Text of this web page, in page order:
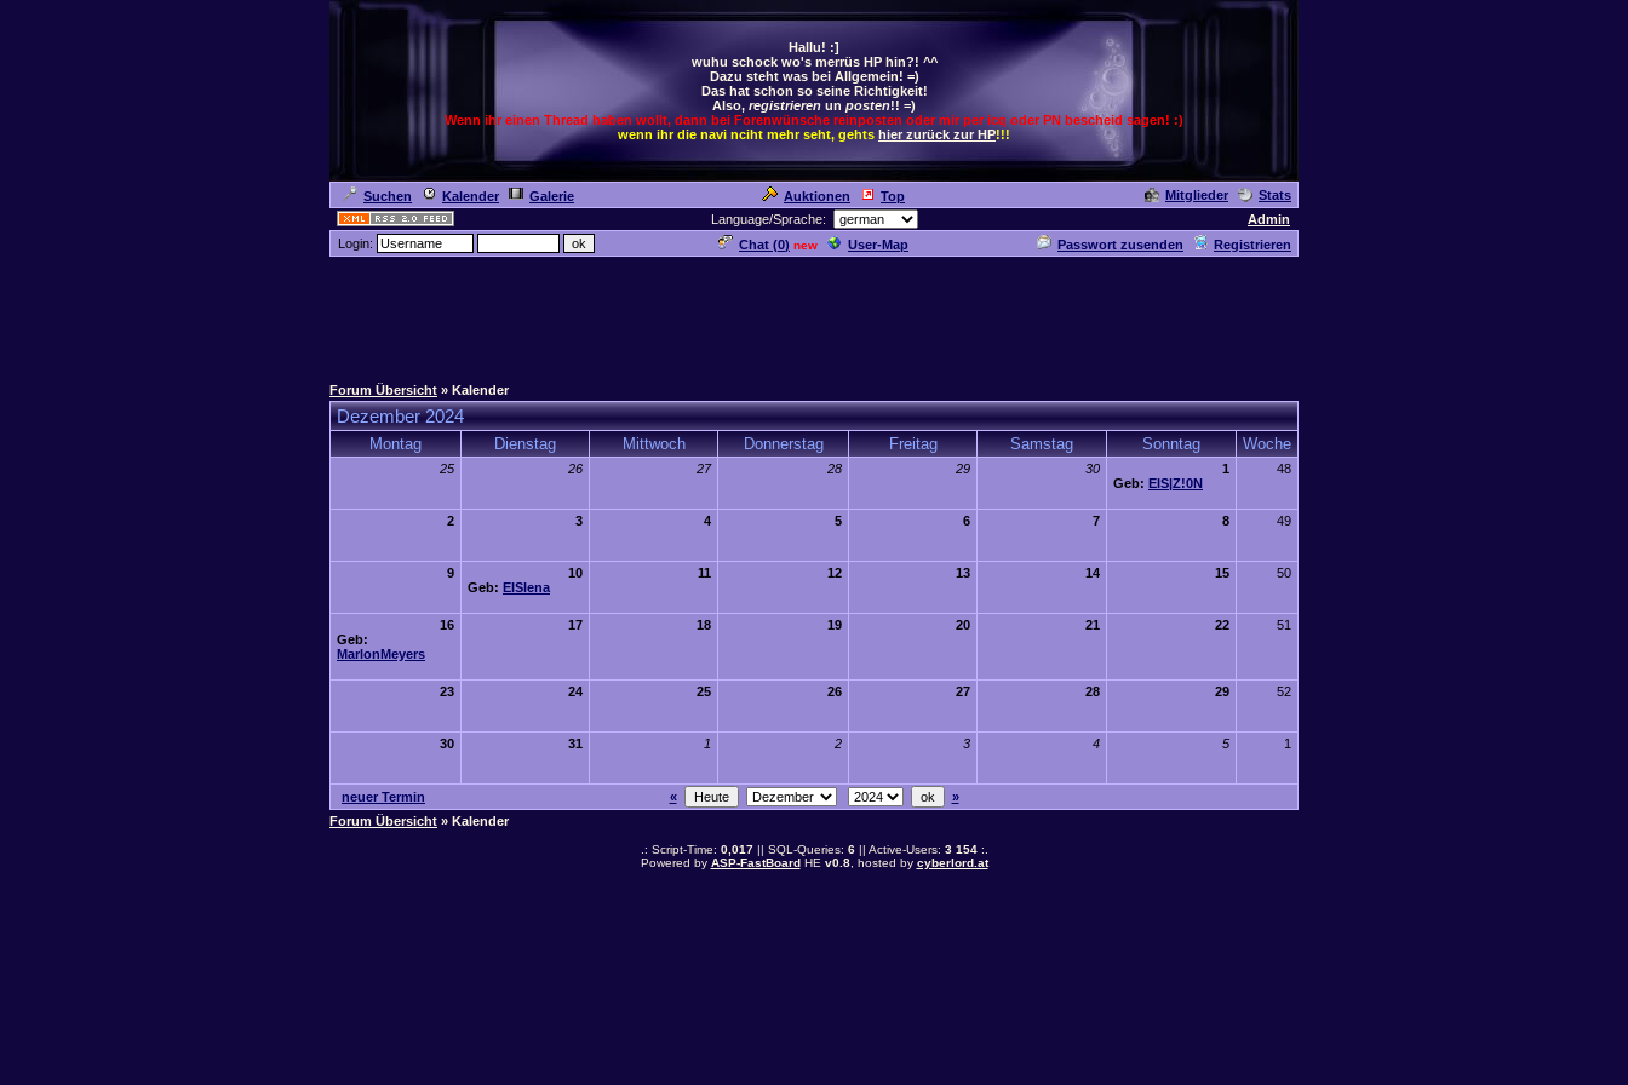
Hallu! :]
wuhu schock wo's merrüs HP hin?! ^^
Dazu steht was bei Allgemein! =)
Das hat schon so seine Richtigkeit!
Also, registrieren un posten!! =)
Wenn ihr einen Thread haben wollt, dann bei Forenwünsche reinposten oder mir per icq oder PN bescheid sagen! :)
wenn ihr die navi nciht mehr seht, gehts hier zurück zur HP!!!
Suchen Kalender Galerie Auktionen Top Mitglieder
Stats
Language/Sprache:
Admin
Login:
Chat (0) new User-Map Passwort zusenden Registrieren
Forum Übersicht » Kalender
Dezember 2024
Montag Dienstag Mittwoch Donnerstag Freitag Samstag Sonntag Woche
25 26 27 28 29 30
1
Geb: EIS|Z!0N
48
2 3 4 5 6 7 8 49
9
10
Geb: EISlena
11 12 13 14 15 50
16
Geb:
MarlonMeyers
17 18 19 20 21 22 51
23 24 25 26 27 28 29 52
30 31 1 2 3 4 5 1
neuer Termin «
»
Forum Übersicht » Kalender
.: Script-Time: 0,017|| SQL-Queries: 6|| Active-Users: 3 154:.
Powered by ASP-FastBoardHE v0.8, hosted by cyberlord.at